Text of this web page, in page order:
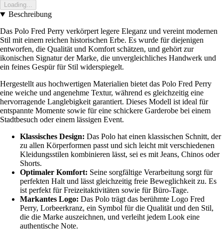
Loading...
Beschreibung
Das Polo Fred Perry verkörpert legere Eleganz und vereint modernen
Stil mit einem reichen historischen Erbe. Es wurde für diejenigen
entworfen, die Qualität und Komfort schätzen, und gehört zur
ikonischen Signatur der Marke, die unvergleichliches Handwerk und
ein feines Gespür für Stil widerspiegelt.
Hergestellt aus hochwertigen Materialien bietet das Polo Fred Perry
eine weiche und angenehme Textur, während es gleichzeitig eine
hervorragende Langlebigkeit garantiert. Dieses Modell ist ideal für
entspannte Momente sowie für eine schickere Garderobe bei einem
Stadtbesuch oder einem lässigen Event.
Klassisches Design: Das Polo hat einen klassischen Schnitt, der
zu allen Körperformen passt und sich leicht mit verschiedenen
Kleidungsstilen kombinieren lässt, sei es mit Jeans, Chinos oder
Shorts.
Optimaler Komfort: Seine sorgfältige Verarbeitung sorgt für
perfekten Halt und lässt gleichzeitig freie Beweglichkeit zu. Es
ist perfekt für Freizeitaktivitäten sowie für Büro-Tage.
Markantes Logo: Das Polo trägt das berühmte Logo Fred
Perry, Lorbeerkranz, ein Symbol für die Qualität und den Stil,
die die Marke auszeichnen, und verleiht jedem Look eine
authentische Note.